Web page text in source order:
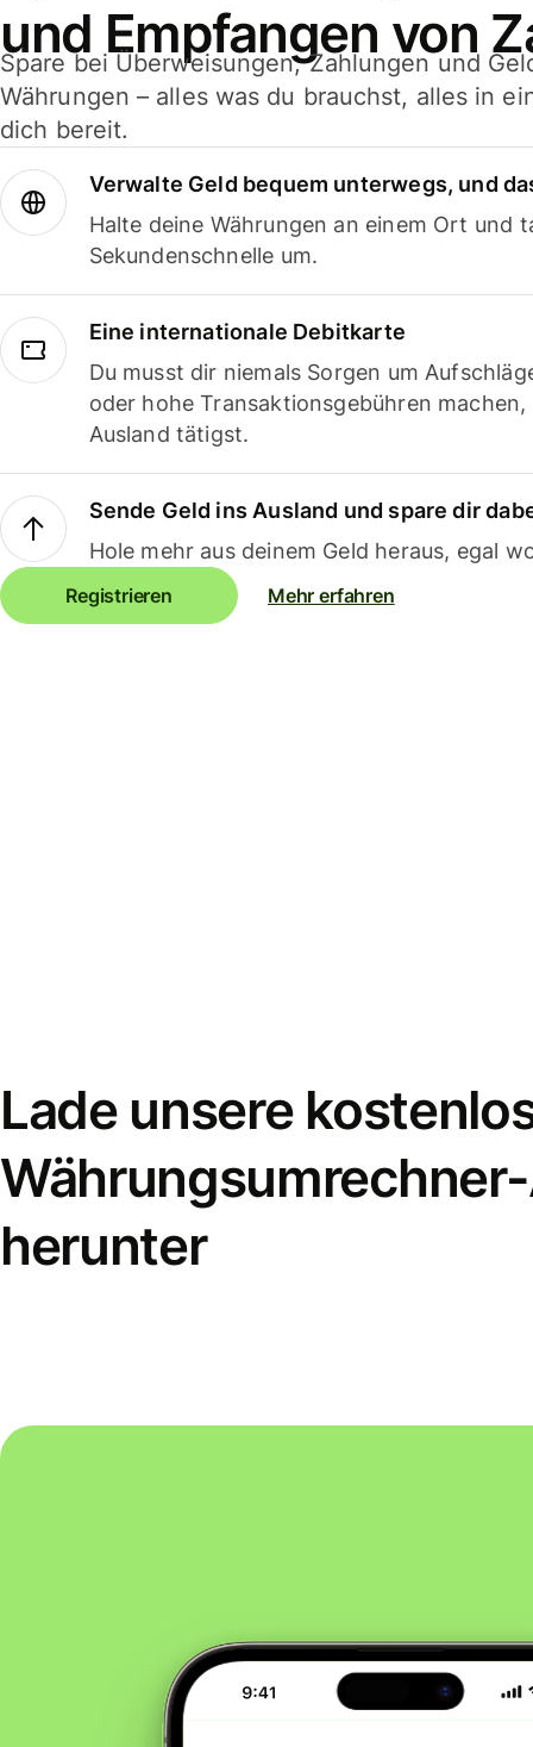
und Empfangen von
Spare bei Überweisungen, Zahlungen und
Währungen – alles was du brauchst, alles in
dich bereit.
Verwalte Geld bequem unterwegs, und
Halte deine Währungen an einem Ort und
Sekundenschnelle um.
Eine internationale Debitkarte
Du musst dir niemals Sorgen um
oder hohe Transaktionsgebühren
Ausland tätigst.
Sende Geld ins Ausland und spare dir
Hole mehr aus deinem Geld heraus, egal
Registrieren Mehr erfahren
Lade unsere
herunter